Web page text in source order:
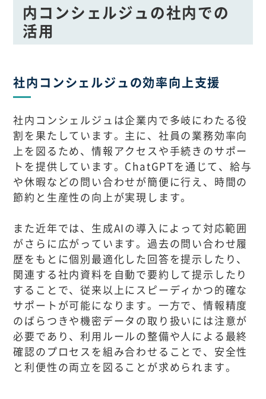
内コンシェルジュの社内での
活用
社内コンシェルジュの効率向上支援
社内コンシェルジュは企業内で多岐にわたる役
割を果たしています。主に、社員の業務効率向
上を図るため、情報アクセスや手続きのサポー
トを提供しています。ChatGPTを通じて、給与
や休暇などの問い合わせが簡便に行え、時間の
節約と生産性の向上が実現します。
また近年では、生成AIの導入によって対応範囲
がさらに広がっています。過去の問い合わせ履
歴をもとに個別最適化した回答を提示したり、
関連する社内資料を自動で要約して提示したり
することで、従来以上にスピーディかつ的確な
サポートが可能になります。一方で、情報精度
のばらつきや機密データの取り扱いには注意が
必要であり、利用ルールの整備や人による最終
確認のプロセスを組み合わせることで、安全性
と利便性の両立を図ることが求められます。